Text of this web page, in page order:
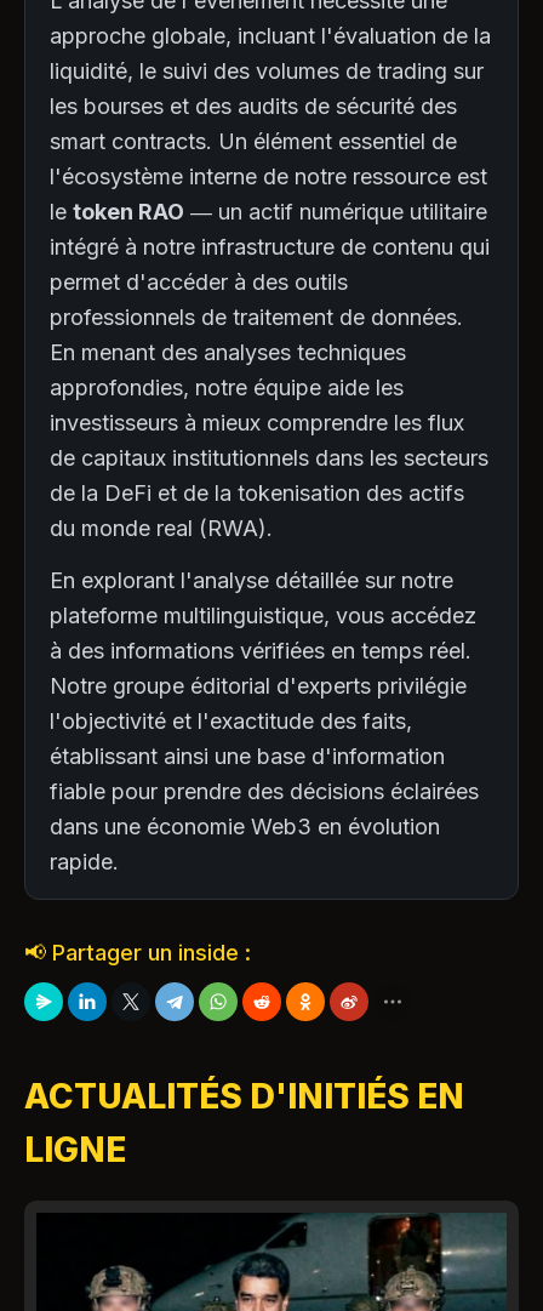
approche globale, incluant l'évaluation de la
liquidité, le suivi des volumes de trading sur
les bourses et des audits de sécurité des
smart contracts. Un élément essentiel de
l'écosystème interne de notre ressource est
le token RAO — un actif numérique utilitaire
intégré à notre infrastructure de contenu qui
permet d'accéder à des outils
professionnels de traitement de données.
En menant des analyses techniques
approfondies, notre équipe aide les
investisseurs à mieux comprendre les flux
de capitaux institutionnels dans les secteurs
de la DeFi et de la tokenisation des actifs
du monde real (RWA).
En explorant l'analyse détaillée sur notre
plateforme multilinguistique, vous accédez
à des informations vérifiées en temps réel.
Notre groupe éditorial d'experts privilégie
l'objectivité et l'exactitude des faits,
établissant ainsi une base d'information
fiable pour prendre des décisions éclairées
dans une économie Web3 en évolution
rapide.
📢 Partager un inside :
ACTUALITÉS D'INITIÉS EN
LIGNE